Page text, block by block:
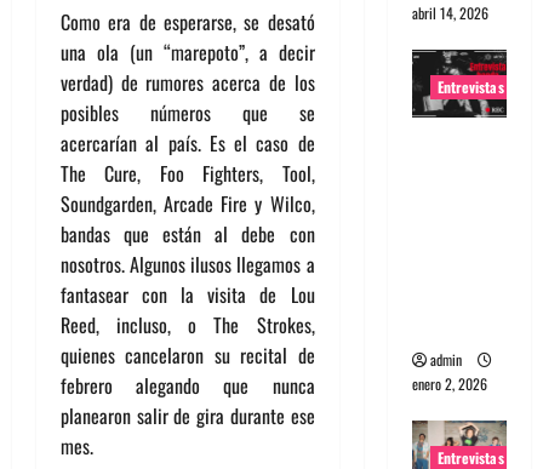
Como era de esperarse, se desató
una ola (un “marepoto”, a decir
verdad) de rumores acerca de los
posibles números que se
acercarían al país. Es el caso de
The Cure, Foo Fighters, Tool,
Soundgarden, Arcade Fire y Wilco,
bandas que están al debe con
nosotros. Algunos ilusos llegamos a
fantasear con la visita de Lou
Reed, incluso, o The Strokes,
quienes cancelaron su recital de
febrero alegando que nunca
planearon salir de gira durante ese
mes.
abril 14, 2026
Entrevistas
admin
enero 2, 2026
Entrevistas